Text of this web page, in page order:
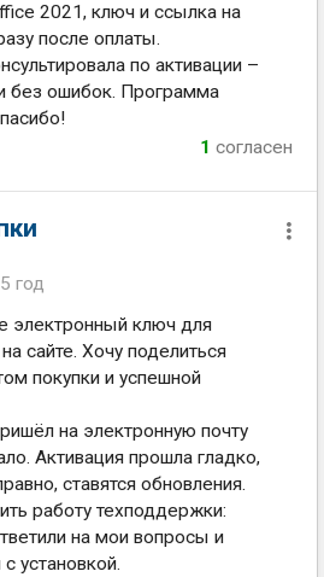
2021, ключ и ссылка на
после оплаты.
по активации –
без ошибок. Программа
1 согласен
год
электронный ключ для
сайте. Хочу поделиться
покупки и успешной
на электронную почту
Активация прошла гладко,
ставятся обновления.
работу техподдержки:
на мои вопросы и
установкой.